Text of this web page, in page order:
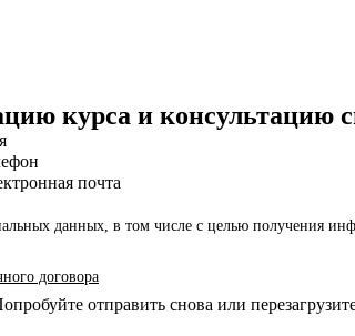
курса и консультацию
почта
данных, в том числе с целью получения
договора
отправить снова или